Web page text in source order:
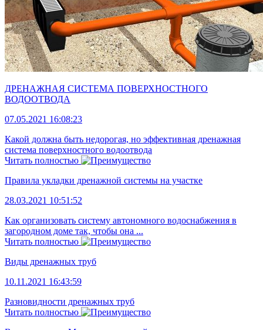
ДРЕНАЖНАЯ СИСТЕМА ПОВЕРХНОСТНОГО
ВОДООТВОДА
07.05.2021 16:08:23
Какой должна быть недорогая, но эффективная дренажная
система поверхностного водоотвода
Читать полностью
Правила укладки дренажной системы на участке
28.03.2021 10:51:52
Как организовать систему автономного водоснабжения в
загородном доме так, чтобы она ...
Читать полностью
Виды дренажных труб
10.11.2021 16:43:59
Разновидности дренажных труб
Читать полностью